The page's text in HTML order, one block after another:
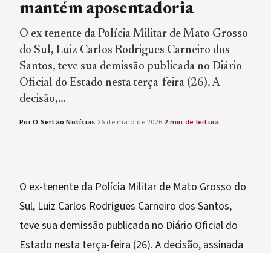
mantém aposentadoria
O ex-tenente da Polícia Militar de Mato Grosso
do Sul, Luiz Carlos Rodrigues Carneiro dos
Santos, teve sua demissão publicada no Diário
Oficial do Estado nesta terça-feira (26). A
decisão,…
Por O Sertão Notícias·26 de maio de 2026·2 min de leitura
O ex-tenente da Polícia Militar de Mato Grosso do
Sul, Luiz Carlos Rodrigues Carneiro dos Santos,
teve sua demissão publicada no Diário Oficial do
Estado nesta terça-feira (26). A decisão, assinada